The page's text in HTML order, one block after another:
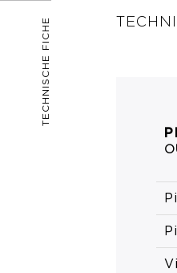
TECHNISCHE FICHE